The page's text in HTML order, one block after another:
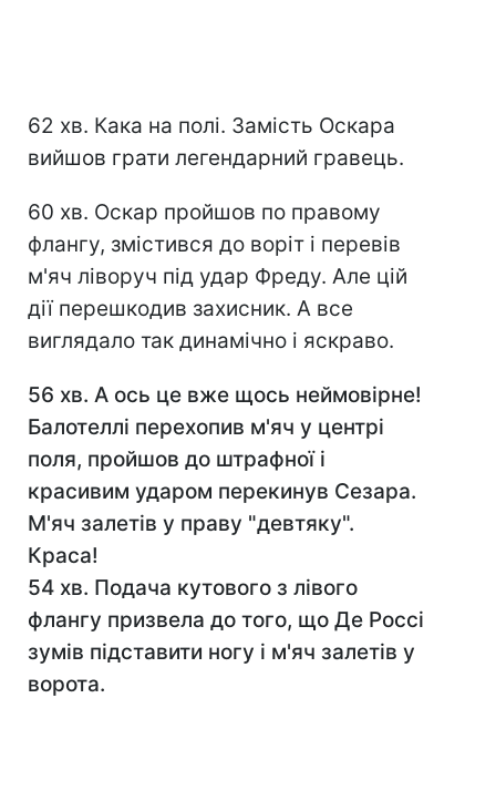
62 хв. Кака на полі. Замість Оскара
вийшов грати легендарний гравець.
60 хв. Оскар пройшов по правому
флангу, змістився до воріт і перевів
м'яч ліворуч під удар Фреду. Але цій
дії перешкодив захисник. А все
виглядало так динамічно і яскраво.
56 хв. А ось це вже щось неймовірне!
Балотеллі перехопив м'яч у центрі
поля, пройшов до штрафної і
красивим ударом перекинув Сезара.
М'яч залетів у праву "девтяку".
Краса!
54 хв. Подача кутового з лівого
флангу призвела до того, що Де Россі
зумів підставити ногу і м'яч залетів у
ворота.